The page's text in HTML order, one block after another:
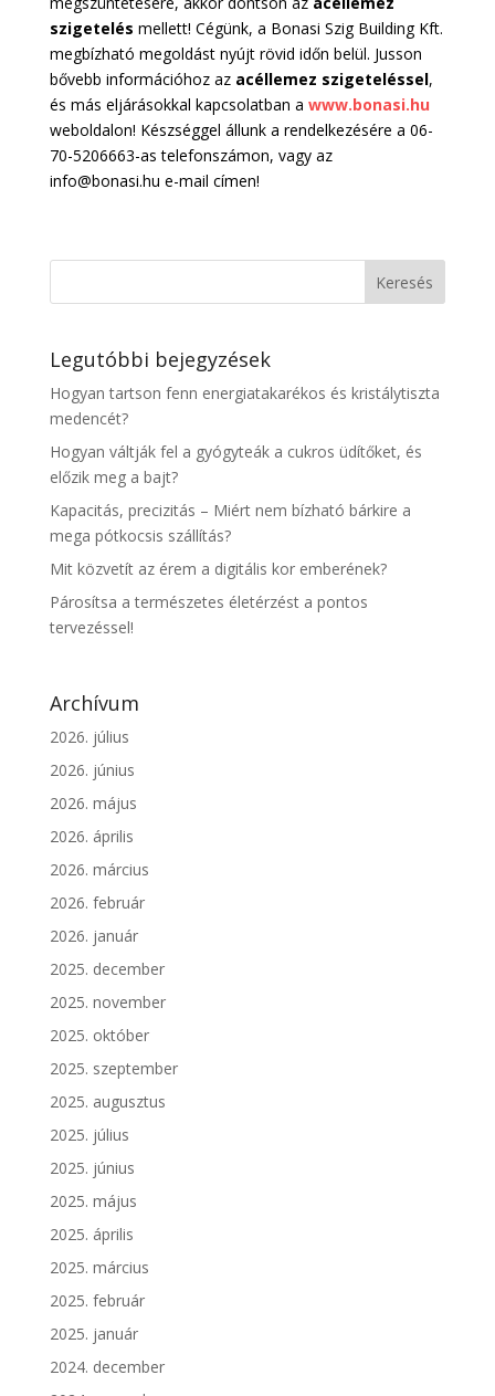
szigetelés mellett! Cégünk, a Bonasi Szig Building Kft.
megbízható megoldást nyújt rövid időn belül. Jusson
bővebb információhoz az acéllemez szigeteléssel,
és más eljárásokkal kapcsolatban a www.bonasi.hu
weboldalon! Készséggel állunk a rendelkezésére a 06-
70-5206663-as telefonszámon, vagy az
info@bonasi.hu e-mail címen!
Legutóbbi bejegyzések
Hogyan tartson fenn energiatakarékos és kristálytiszta
medencét?
Hogyan váltják fel a gyógyteák a cukros üdítőket, és
előzik meg a bajt?
Kapacitás, precizitás – Miért nem bízható bárkire a
mega pótkocsis szállítás?
Mit közvetít az érem a digitális kor emberének?
Párosítsa a természetes életérzést a pontos
tervezéssel!
Archívum
2026. július
2026. június
2026. május
2026. április
2026. március
2026. február
2026. január
2025. december
2025. november
2025. október
2025. szeptember
2025. augusztus
2025. július
2025. június
2025. május
2025. április
2025. március
2025. február
2025. január
2024. december